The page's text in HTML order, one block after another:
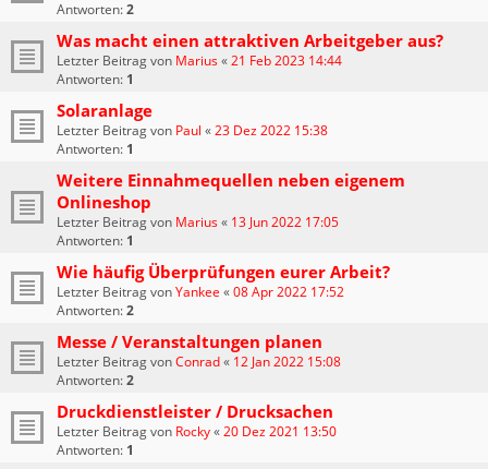
Antworten:2
Was macht einen attraktiven Arbeitgeber aus?
Letzter Beitrag von Marius«21 Feb 2023 14:44
Antworten: 1
Solaranlage
Letzter Beitrag von Paul «23 Dez 2022 15:38
Antworten: 1
Weitere Einnahmequellen neben eigenem
Onlineshop
Letzter Beitrag von Marius« 13 Jun 2022 17:05
Antworten: 1
Wie häufig Überprüfungen eurer Arbeit?
Letzter Beitrag vonYankee «08 Apr 2022 17:52
Antworten:2
Messe / Veranstaltungen planen
Letzter Beitrag vonConrad« 12 Jan 2022 15:08
Antworten:2
Druckdienstleister / Drucksachen
Letzter Beitrag von Rocky«20 Dez 2021 13:50
Antworten: 1